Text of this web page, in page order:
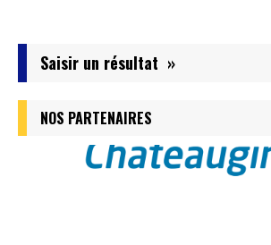
Saisir un résultat »
NOS PARTENAIRES